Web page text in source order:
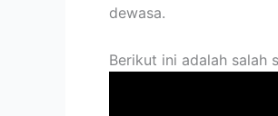
dewasa.
Berikut ini adalah salah